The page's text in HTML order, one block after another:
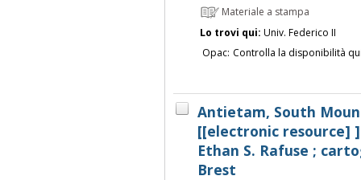
Materiale a stampa
Lo trovi qui: Univ. Federico II
Opac: Controlla la disponibilità
Antietam, South
[[electronic resource]
Ethan S. Rafuse ;
Brest